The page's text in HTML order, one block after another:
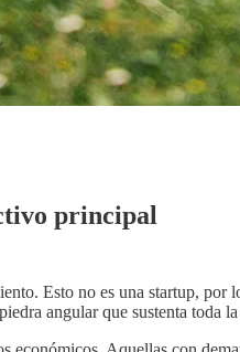
principal
Esto no es una startup, por
angular que sustenta toda